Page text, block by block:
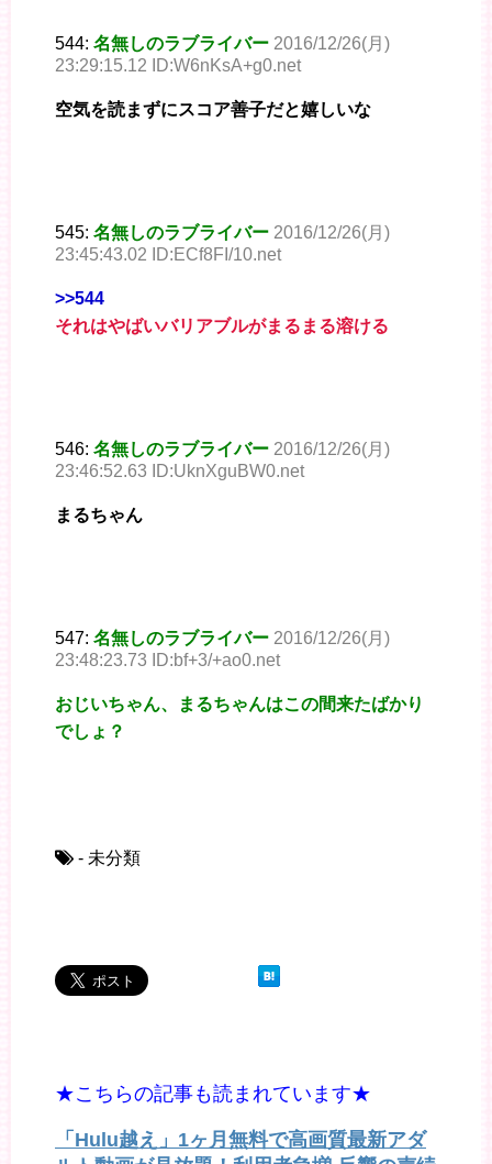
544: 名無しのラブライバー 2016/12/26(月)
23:29:15.12 ID:W6nKsA+g0.net
空気を読まずにスコア善子だと嬉しいな
545: 名無しのラブライバー 2016/12/26(月)
23:45:43.02 ID:ECf8FI/10.net
>>544
それはやばいバリアブルがまるまる溶ける
546: 名無しのラブライバー 2016/12/26(月)
23:46:52.63 ID:UknXguBW0.net
まるちゃん
547: 名無しのラブライバー 2016/12/26(月)
23:48:23.73 ID:bf+3/+ao0.net
おじいちゃん、まるちゃんはこの間来たばかり
でしょ？
- 未分類
★こちらの記事も読まれています★
「Hulu越え」1ヶ月無料で高画質最新アダ